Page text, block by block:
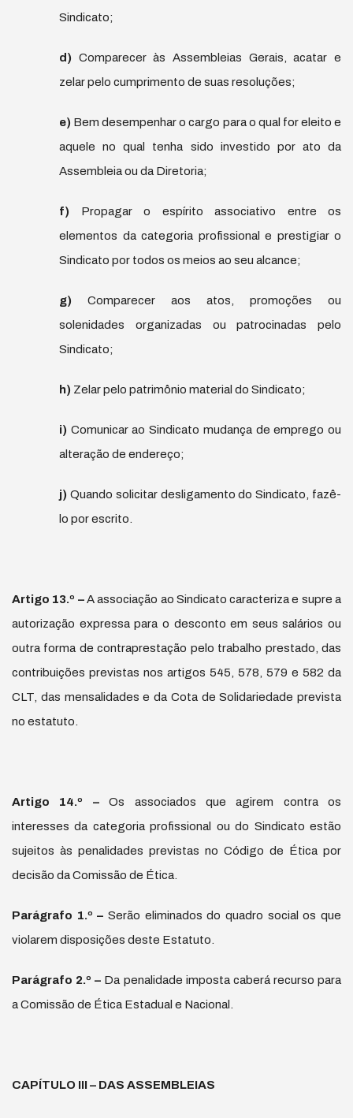
Sindicato;
d) Comparecer às Assembleias Gerais, acatar e
zelar pelo cumprimento de suas resoluções;
e) Bem desempenhar o cargo para o qual for eleito e
aquele no qual tenha sido investido por ato da
Assembleia ou da Diretoria;
f) Propagar o espírito associativo entre os
elementos da categoria profissional e prestigiar o
Sindicato por todos os meios ao seu alcance;
g) Comparecer aos atos, promoções ou
solenidades organizadas ou patrocinadas pelo
Sindicato;
h) Zelar pelo patrimônio material do Sindicato;
i) Comunicar ao Sindicato mudança de emprego ou
alteração de endereço;
j) Quando solicitar desligamento do Sindicato, fazê-
lo por escrito.
Artigo 13.º –A associação ao Sindicato caracteriza e supre a
autorização expressa para o desconto em seus salários ou
outra forma de contraprestação pelo trabalho prestado, das
contribuições previstas nos artigos 545, 578, 579 e 582 da
CLT, das mensalidades e da Cota de Solidariedade prevista
no estatuto.
Artigo 14.º –Os associados que agirem contra os
interesses da categoria profissional ou do Sindicato estão
sujeitos às penalidades previstas no Código de Ética por
decisão da Comissão de Ética.
Parágrafo 1.º – Serão eliminados do quadro social os que
violarem disposições deste Estatuto.
Parágrafo 2.º – Da penalidade imposta caberá recurso para
a Comissão de Ética Estadual e Nacional.
CAPÍTULO III – DAS ASSEMBLEIAS